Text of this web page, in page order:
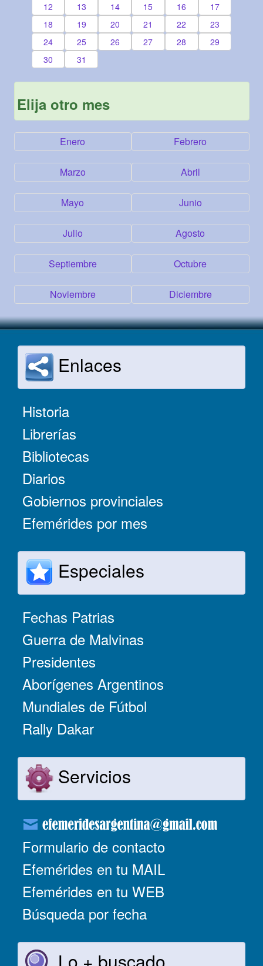
12
13 14 15 16
17
18
19 20 21 22
23
24
25 26 27 28
29
30
31
Elija otro mes
Enero Febrero
Marzo Abril
Mayo Junio
Julio Agosto
Septiembre Octubre
Noviembre Diciembre
Enlaces
Historia
Librerías
Bibliotecas
Diarios
Gobiernos provinciales
Efemérides por mes
Especiales
Fechas Patrias
Guerra de Malvinas
Presidentes
Aborígenes Argentinos
Mundiales de Fútbol
Rally Dakar
Servicios
Formulario de contacto
Efemérides en tu MAIL
Efemérides en tu WEB
Búsqueda por fecha